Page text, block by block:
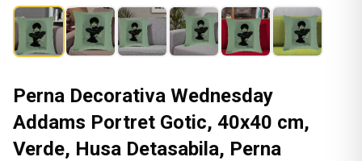
Perna Decorativa Wednesday
Addams Portret Gotic, 40x40 cm,
Verde, Husa Detasabila, Perna